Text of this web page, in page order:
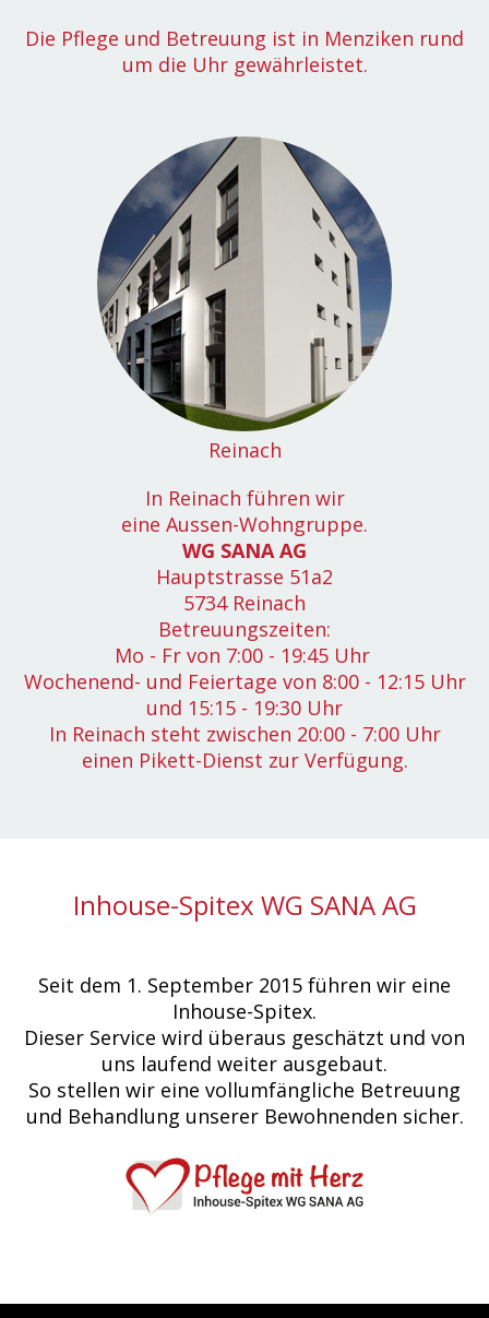
Die Pflege und Betreuung ist in Menziken rund
um die Uhr gewährleistet.
Reinach
In Reinach führen wir
eine Aussen-Wohngruppe.
WG SANA AG
Hauptstrasse 51a2
5734 Reinach
Betreuungszeiten:
Mo - Fr von 7:00 - 19:45 Uhr
Wochenend- und Feiertage von 8:00 - 12:15 Uhr
und 15:15 - 19:30 Uhr
In Reinach steht zwischen 20:00 - 7:00 Uhr
einen Pikett-Dienst zur Verfügung.
Inhouse-Spitex WG SANA AG
Seit dem 1. September 2015 führen wir eine
Inhouse-Spitex.
Dieser Service wird überaus geschätzt und von
uns laufend weiter ausgebaut.
So stellen wir eine vollumfängliche Betreuung
und Behandlung unserer Bewohnenden sicher.